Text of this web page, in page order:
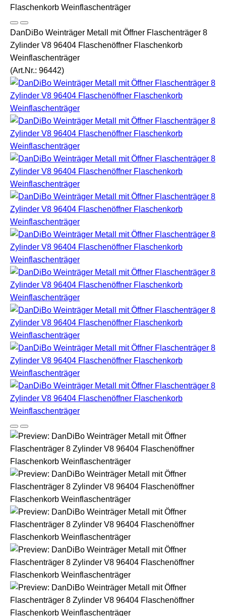
DanDiBo Weinträger Metall mit Öffner Flaschenträger 8
Zylinder V8 96404 Flaschenöffner Flaschenkorb
Weinflaschenträger
(Art.Nr.: 96442)